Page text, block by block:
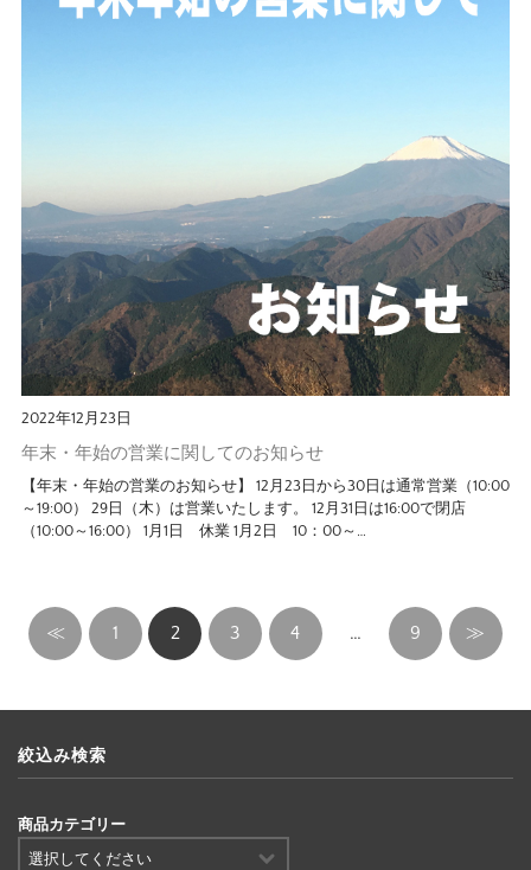
2022年12月23日
年末・年始の営業に関してのお知らせ
【年末・年始の営業のお知らせ】 12月23日から30日は通常営業（10:00
～19:00） 29日（木）は営業いたします。 12月31日は16:00で閉店
（10:00～16:00） 1月1日 休業 1月2日 10：00～…
≪ 1 2 3 4 … 9 ≫
絞込み検索
商品カテゴリー